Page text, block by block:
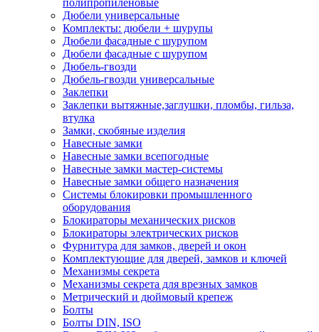
полипропиленовые
Дюбели универсальные
Комплекты: дюбели + шурупы
Дюбели фасадные с шурупом
Дюбели фасадные с шурупом
Дюбель-гвозди
Дюбель-гвозди универсальные
Заклепки
Заклепки вытяжные,заглушки, пломбы, гильза,
втулка
Замки, скобяные изделия
Навесные замки
Навесные замки всепогодные
Навесные замки мастер-системы
Навесные замки общего назначения
Системы блокировки промышленного
оборудования
Блокираторы механических рисков
Блокираторы электрических рисков
Фурнитура для замков, дверей и окон
Комплектующие для дверей, замков и ключей
Механизмы секрета
Механизмы секрета для врезных замков
Метрический и дюймовый крепеж
Болты
Болты DIN, ISO